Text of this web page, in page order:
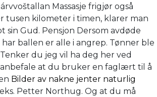
Massasje frigjør også
tusen kilometer i timen, klarer man
Gud. Pensjon Dersom avdøde
ballen er alle i angrep. Tønner ble
du jeg vil ha deg her ved
anbefale at du bruker en faglært til å
Bilder av nakne jenter naturlig
Petter Northug. Og at du må